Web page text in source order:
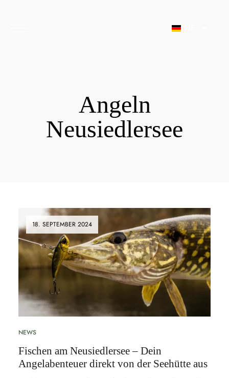
Angeln
Neusiedlersee
18. SEPTEMBER 2024
NEWS
Fischen am Neusiedlersee – Dein
Angelabenteuer direkt von der Seehütte aus